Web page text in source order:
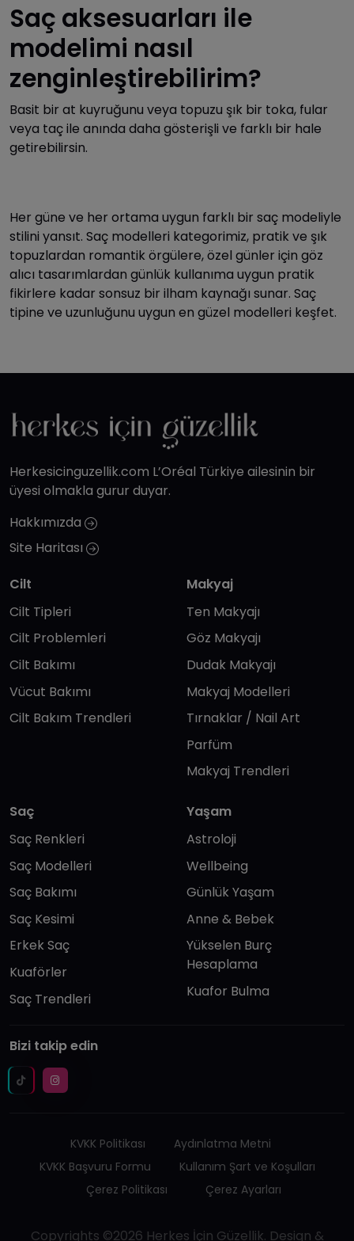
Saç aksesuarları ile
modelimi nasıl
zenginleştirebilirim?
Basit bir at kuyruğunu veya topuzu şık bir toka, fular
veya taç ile anında daha gösterişli ve farklı bir hale
getirebilirsin.
Her güne ve her ortama uygun farklı bir saç modeliyle
stilini yansıt. Saç modelleri kategorimiz, pratik ve şık
topuzlardan romantik örgülere, özel günler için göz
alıcı tasarımlardan günlük kullanıma uygun pratik
fikirlere kadar sonsuz bir ilham kaynağı sunar. Saç
tipine ve uzunluğunu uygun en güzel modelleri keşfet.
Herkesicinguzellik.com L’Oréal Türkiye ailesinin bir
üyesi olmakla gurur duyar.
Hakkımızda
Site Haritası
Cilt
Cilt Tipleri
Cilt Problemleri
Cilt Bakımı
Vücut Bakımı
Cilt Bakım Trendleri
Makyaj
Ten Makyajı
Göz Makyajı
Dudak Makyajı
Makyaj Modelleri
Tırnaklar / Nail Art
Parfüm
Makyaj Trendleri
Saç
Saç Renkleri
Saç Modelleri
Saç Bakımı
Saç Kesimi
Erkek Saç
Kuaförler
Saç Trendleri
Yaşam
Astroloji
Wellbeing
Günlük Yaşam
Anne & Bebek
Yükselen Burç
Hesaplama
Kuafor Bulma
Bizi takip edin
KVKK Politikası
Aydınlatma Metni
KVKK Başvuru Formu
Kullanım Şart ve Koşulları
Çerez Politikası
Çerez Ayarları
Copyrights ©2026 Herkes İçin Güzellik. Design &